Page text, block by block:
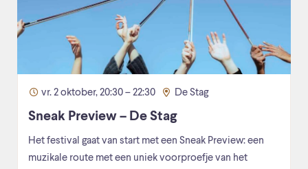
vr. 2 oktober, 20:30 – 22:30 De Stag
Sneak Preview – De Stag
Het festival gaat van start met een Sneak Preview: een
muzikale route met een uniek voorproefje van het